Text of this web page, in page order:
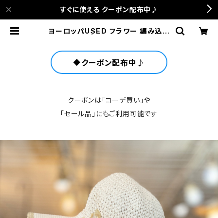
すぐに使える クーポン配布中♪
ヨーロッパUSED フラワー 編み込み
🔷クーポン配布中♪
クーポンは「コーデ買い」や
「セール品」にもご利用可能です